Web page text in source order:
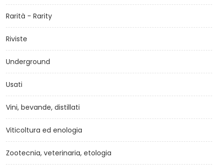
Rarità - Rarity
Riviste
Underground
Usati
Vini, bevande, distillati
Viticoltura ed enologia
Zootecnia, veterinaria, etologia